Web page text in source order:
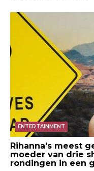
ENTERTAINMENT
Rihanna’s meest
moeder van drie
rondingen in een